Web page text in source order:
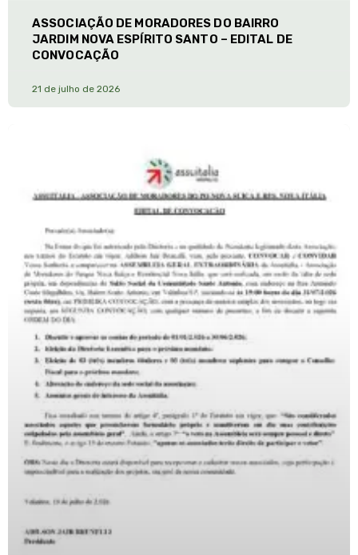
ASSOCIAÇÃO DE MORADORES DO BAIRRO
JARDIM NOVA ESPÍRITO SANTO – EDITAL DE
CONVOCAÇÃO
21 de julho de 2026